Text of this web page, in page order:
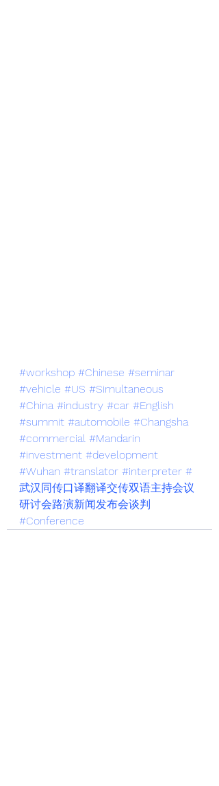
#workshop #Chinese #seminar
#vehicle #US #Simultaneous
#China #industry #car #English
#summit #automobile #Changsha
#commercial #Mandarin
#investment #development
#Wuhan #translator #interpreter #
武汉同传口译翻译交传双语主持会议
研讨会路演新闻发布会谈判
#Conference